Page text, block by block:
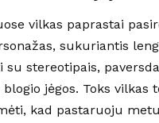
vilkas paprastai
sukuriantis
su stereotipais,
jėgos. Toks
kad pastaruoju